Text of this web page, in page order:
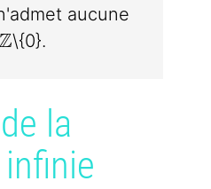
aucune
\mathbb{Z}
Z\{0}.
la